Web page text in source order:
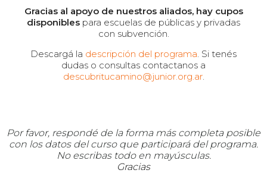
Gracias al apoyo de nuestros aliados, hay cupos
disponibles para escuelas de públicas y privadas
con subvención.
Descargá la descripción del programa . Si tenés
dudas o consultas contactanos a
descubritucamino@junior.org.ar.
Por favor, respondé de la forma más completa posible
con los datos del curso que participará del programa.
No escribas todo en mayúsculas.
Gracias